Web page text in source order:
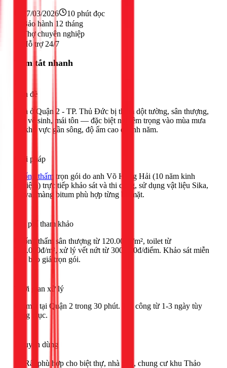
27/03/2026 10 phút đọc
Bảo hành 12 tháng
Thợ chuyên nghiệp
Hỗ trợ 24/7
Tóm tắt nhanh
Vấn đề
Nhà ở Quận 2 - TP. Thủ Đức bị thấm dột tường, sân thượng,
nhà vệ sinh, mái tôn — đặc biệt nghiêm trọng vào mùa mưa
do khu vực gần sông, độ ẩm cao quanh năm.
Giải pháp
Chống thấm trọn gói do anh Võ Hồng Hải (10 năm kinh
nghiệm) trực tiếp khảo sát và thi công, sử dụng vật liệu Sika,
Kova, màng bitum phù hợp từng bề mặt.
Chi phí tham khảo
Chống thấm sân thượng từ 120.000đ/m², toilet từ
200.000đ/m², xử lý vết nứt từ 300.000đ/điểm. Khảo sát miễn
phí, báo giá trọn gói.
Thời gian xử lý
Có mặt tại Quận 2 trong 30 phút. Thi công từ 1-3 ngày tùy
hạng mục.
Khuyên dùng
🟢 Rất phù hợp cho biệt thự, nhà phố, chung cư khu Thảo